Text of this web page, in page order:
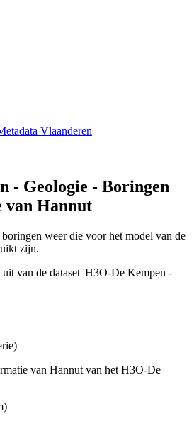
Vlaanderen
- Geologie - Boringen
van Hannut
weer die voor het model van de
zijn.
uit van de dataset 'H3O-De Kempen -
van Hannut van het H3O-De